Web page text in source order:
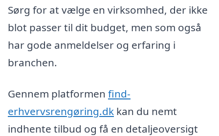
Sørg for at vælge en virksomhed, der ikke
blot passer til dit budget, men som også
har gode anmeldelser og erfaring i
branchen.
Gennem platformen find-
erhvervsrengøring.dk kan du nemt
indhente tilbud og få en detaljeoversigt